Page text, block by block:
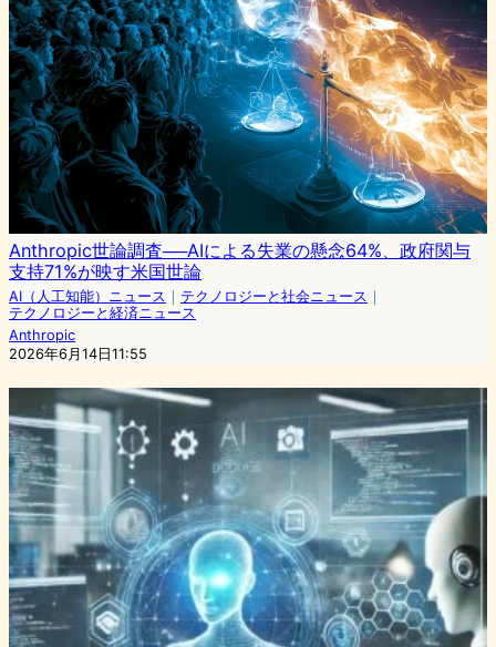
Anthropic世論調査──AIによる失業の懸念64%、政府関与
支持71%が映す米国世論
AI（人工知能）ニュース ｜ テクノロジーと社会ニュース ｜
テクノロジーと経済ニュース
Anthropic
2026年6月14日11:55